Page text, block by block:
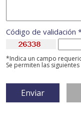
Código de validación
*Indica un campo
Se permiten las